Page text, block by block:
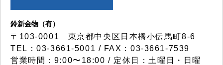
鈴新金物（有）
〒103-0001 東京都中央区日本橋小伝馬町8-6
TEL：03-3661-5001 / FAX：03-3661-7539
営業時間：9:00〜18:00 / 定休日：土曜日・日曜